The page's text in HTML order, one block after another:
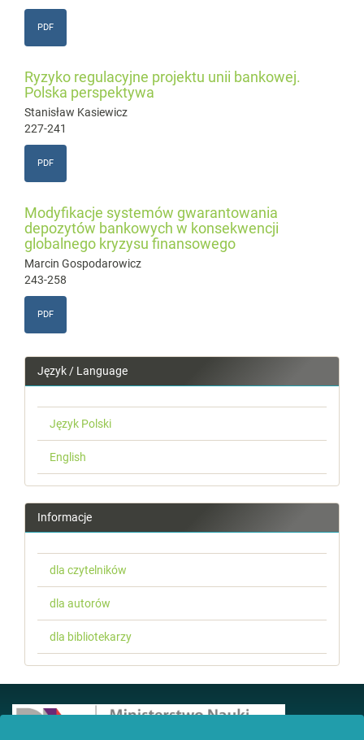
PDF
Ryzyko regulacyjne projektu unii bankowej.
Polska perspektywa
Stanisław Kasiewicz
227-241
PDF
Modyfikacje systemów gwarantowania
depozytów bankowych w konsekwencji
globalnego kryzysu finansowego
Marcin Gospodarowicz
243-258
PDF
Język / Language
Język Polski
English
Informacje
dla czytelników
dla autorów
dla bibliotekarzy